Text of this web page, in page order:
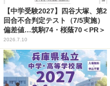
【中学受験2027】四谷大塚、第2
回合不合判定テスト（7/5実施）
偏差値…筑駒74・桜蔭70＜PR＞
2026.7.10